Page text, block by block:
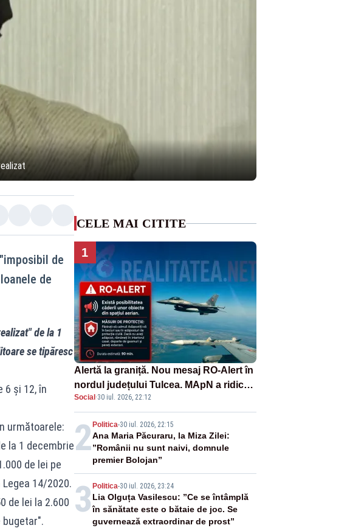
de
de
de la 1
se tipăresc
6 şi 12, în
următoarele:
la 1 decembrie
de lei pe
14/2020.
de lei la 2.600
CELE MAI CITITE
1
Alertă la graniță. Nou mesaj RO-Alert în
nordul județului Tulcea. MApN a ridicat
de la sol două avioane F-16
Social ·30 iul. 2026, 22:12
2 Politica-30 iul. 2026, 22:15
Ana Maria Păcuraru, la Miza Zilei:
”Românii nu sunt naivi, domnule
premier Bolojan”
3 Politica-30 iul. 2026, 23:24
Lia Olguța Vasilescu: ”Ce se întâmplă
în sănătate este o bătaie de joc. Se
guvernează extraordinar de prost”